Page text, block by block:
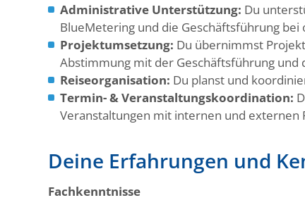
Administrative Unterstützung: Du
BlueMetering und die Geschäftsführung
Projektumsetzung: Du übernimmst
Abstimmung mit der Geschäftsführung und
Reiseorganisation: Du planst und
Termin- & Veranstaltungskoordination:
Veranstaltungen mit internen und externen
Deine Erfahrungen und
Fachkenntnisse